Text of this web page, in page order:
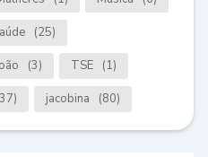
(25)
(3) TSE (1)
jacobina (80)